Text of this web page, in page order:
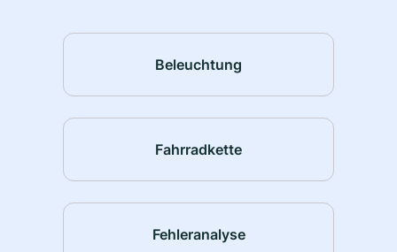
Beleuchtung
Fahrradkette
Fehleranalyse